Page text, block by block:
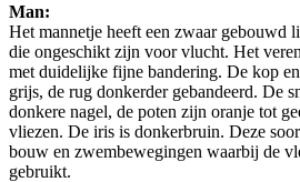
Man:
Het mannetje heeft een zwaar gebouwd
die ongeschikt zijn voor vlucht. Het
met duidelijke fijne bandering. De kop
grijs, de rug donkerder gebandeerd. De
donkere nagel, de poten zijn oranje tot
vliezen. De iris is donkerbruin. Deze
bouw en zwembewegingen waarbij de
gebruikt.